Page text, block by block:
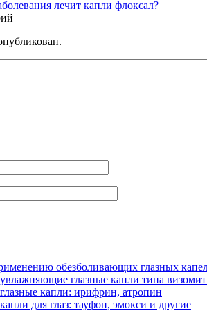
лечит капли флоксал?
обезболивающих глазных
глазные капли типа
капли: ирифрин, атропин
для глаз: тауфон, эмокси и другие